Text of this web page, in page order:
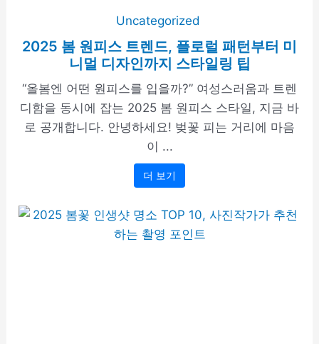
Uncategorized
2025 봄 원피스 트렌드, 플로럴 패턴부터 미
니멀 디자인까지 스타일링 팁
“올봄엔 어떤 원피스를 입을까?” 여성스러움과 트렌
디함을 동시에 잡는 2025 봄 원피스 스타일, 지금 바
로 공개합니다. 안녕하세요! 벚꽃 피는 거리에 마음
이 ...
더 보기